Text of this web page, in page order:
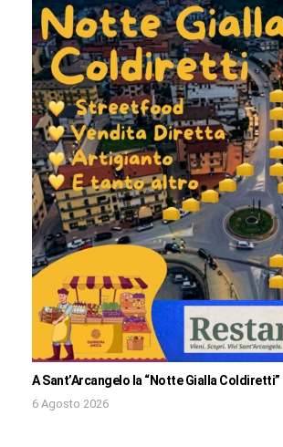
A Sant’Arcangelo la “Notte Gialla Coldiretti”
6 Agosto 2026